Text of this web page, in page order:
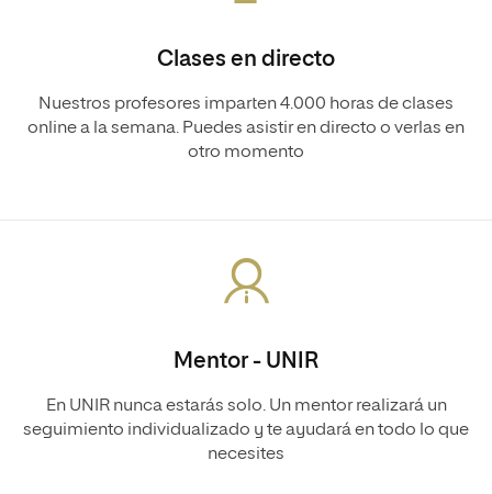
Clases en directo
Nuestros profesores imparten 4.000 horas de clases
online a la semana. Puedes asistir en directo o verlas en
otro momento
Mentor - UNIR
En UNIR nunca estarás solo. Un mentor realizará un
seguimiento individualizado y te ayudará en todo lo que
necesites